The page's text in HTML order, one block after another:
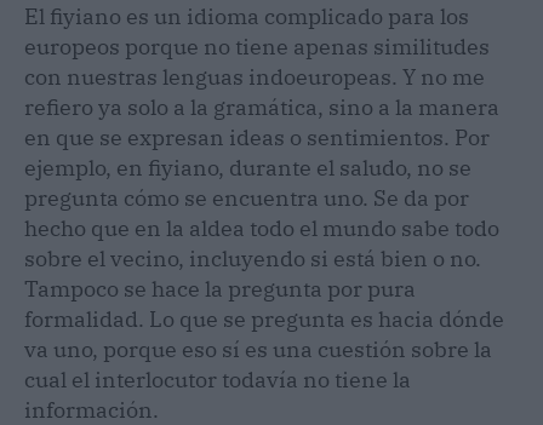
El fiyiano es un idioma complicado para los
europeos porque no tiene apenas similitudes
con nuestras lenguas indoeuropeas. Y no me
refiero ya solo a la gramática, sino a la manera
en que se expresan ideas o sentimientos. Por
ejemplo, en fiyiano, durante el saludo, no se
pregunta cómo se encuentra uno. Se da por
hecho que en la aldea todo el mundo sabe todo
sobre el vecino, incluyendo si está bien o no.
Tampoco se hace la pregunta por pura
formalidad. Lo que se pregunta es hacia dónde
va uno, porque eso sí es una cuestión sobre la
cual el interlocutor todavía no tiene la
información.